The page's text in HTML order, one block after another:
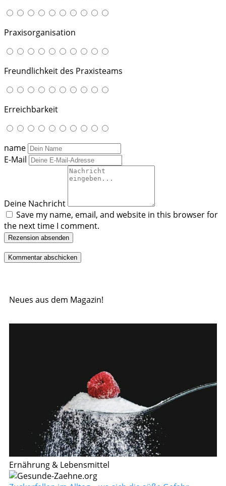
Praxisorganisation
Freundlichkeit des Praxisteams
Erreichbarkeit
name
E-Mail
Deine Nachricht
Save my name, email, and website in this browser for
the next time I comment.
Rezension absenden
Neues aus dem Magazin!
Ernährung & Lebensmittel